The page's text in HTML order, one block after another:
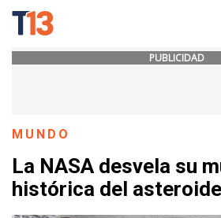
PUBLICIDAD
MUNDO
La NASA desvela su
histórica del